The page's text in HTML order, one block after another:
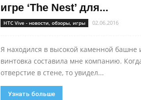
игре ‘The Nest’ для...
HTC Vive - новости, обзоры, игры 02.06.2016
Я находился в высокой каменной башне
винтовка составила мне компанию.
отверстие в стене, то увидел...
Узнать больше